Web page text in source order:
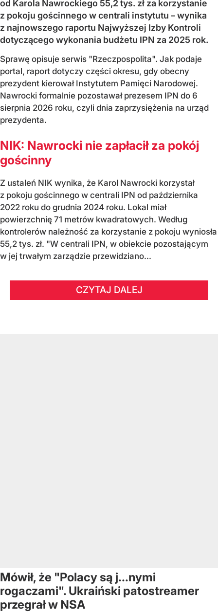
od Karola Nawrockiego 55,2 tys. zł za korzystanie
z pokoju gościnnego w centrali instytutu – wynika
z najnowszego raportu Najwyższej Izby Kontroli
dotyczącego wykonania budżetu IPN za 2025 rok.
Sprawę opisuje serwis "Rzeczpospolita". Jak podaje
portal, raport dotyczy części okresu, gdy obecny
prezydent kierował Instytutem Pamięci Narodowej.
Nawrocki formalnie pozostawał prezesem IPN do 6
sierpnia 2026 roku, czyli dnia zaprzysiężenia na urząd
prezydenta.
NIK: Nawrocki nie zapłacił za pokój
gościnny
Z ustaleń NIK wynika, że Karol Nawrocki korzystał
z pokoju gościnnego w centrali IPN od października
2022 roku do grudnia 2024 roku. Lokal miał
powierzchnię 71 metrów kwadratowych. Według
kontrolerów należność za korzystanie z pokoju wyniosła
55,2 tys. zł. "W centrali IPN, w obiekcie pozostającym
w jej trwałym zarządzie przewidziano...
CZYTAJ DALEJ
Mówił, że "Polacy są j...nymi
rogaczami". Ukraiński patostreamer
przegrał w NSA